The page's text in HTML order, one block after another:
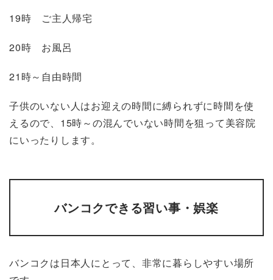
19時 ご主人帰宅
20時 お風呂
21時～自由時間
子供のいない人はお迎えの時間に縛られずに時間を使
えるので、15時～の混んでいない時間を狙って美容院
にいったりします。
バンコクできる習い事・娯楽
バンコクは日本人にとって、非常に暮らしやすい場所